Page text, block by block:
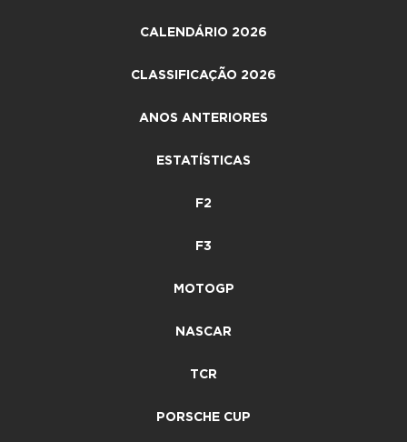
CALENDÁRIO 2026
CLASSIFICAÇÃO 2026
ANOS ANTERIORES
ESTATÍSTICAS
F2
F3
MOTOGP
NASCAR
TCR
PORSCHE CUP